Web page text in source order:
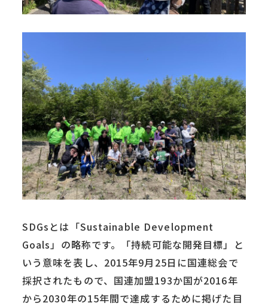
SDGsとは「Sustainable Development
Goals」の略称です。「持続可能な開発目標」と
いう意味を表し、2015年9月25日に国連総会で
採択されたもので、国連加盟193か国が2016年
から2030年の15年間で達成するために掲げた目